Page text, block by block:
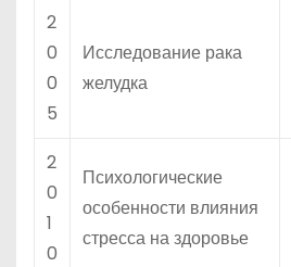
2
0
0
5
Исследование рака
желудка
2
0
1
0
Психологические
особенности влияния
стресса на здоровье